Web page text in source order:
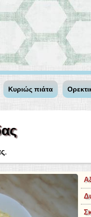
Κυριώς πιάτα
.